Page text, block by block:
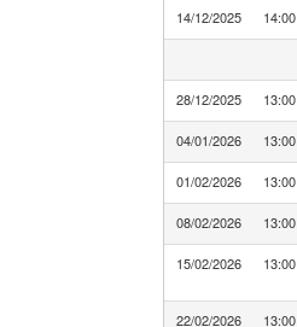
14/12/2025 14:00
28/12/2025 13:00
04/01/2026 13:00
01/02/2026 13:00
08/02/2026 13:00
15/02/2026 13:00
22/02/2026 13:00